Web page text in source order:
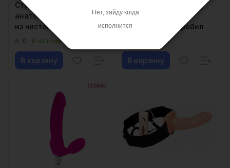
Страпон "Share"
анатомической формы
из чистого силикона
0 В наличии
В корзину
вибраций – час
наслаждений пробил
В наличии
В корзину
Нет, зайду когда
исполнится